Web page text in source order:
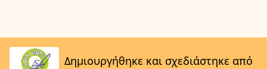
Δημιουργήθηκε και σχεδιάστηκε από